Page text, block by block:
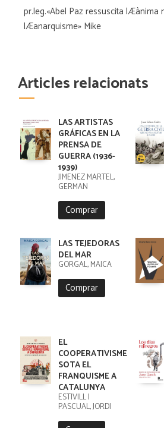
pr.leg.«Abel Paz ressuscita lÆànima
lÆanarquisme» Mike
Articles relacionats
LAS ARTISTAS
GRÁFICAS EN LA
PRENSA DE
GUERRA (1936-
1939)
JIMENEZ MARTEL,
GERMAN
Comprar
LAS TEJEDORAS
DEL MAR
GORGAL, MAICA
Comprar
EL
COOPERATIVISME
SOTA EL
FRANQUISME A
CATALUNYA
ESTIVILL I
PASCUAL, JORDI